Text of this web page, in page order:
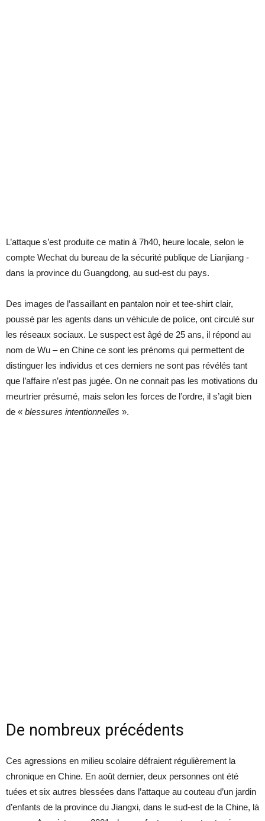
L’attaque s’est produite ce matin à 7h40, heure locale, selon le
compte Wechat du bureau de la sécurité publique de Lianjiang -
dans la province du Guangdong, au sud-est du pays.
Des images de l’assaillant en pantalon noir et tee-shirt clair,
poussé par les agents dans un véhicule de police, ont circulé sur
les réseaux sociaux. Le suspect est âgé de 25 ans, il répond au
nom de Wu – en Chine ce sont les prénoms qui permettent de
distinguer les individus et ces derniers ne sont pas révélés tant
que l’affaire n’est pas jugée. On ne connait pas les motivations du
meurtrier présumé, mais selon les forces de l’ordre, il s’agit bien
de « blessures intentionnelles ».
De nombreux précédents
Ces agressions en milieu scolaire défraient régulièrement la
chronique en Chine. En août dernier, deux personnes ont été
tuées et six autres blessées dans l’attaque au couteau d’un jardin
d’enfants de la province du Jiangxi, dans le sud-est de la Chine, là